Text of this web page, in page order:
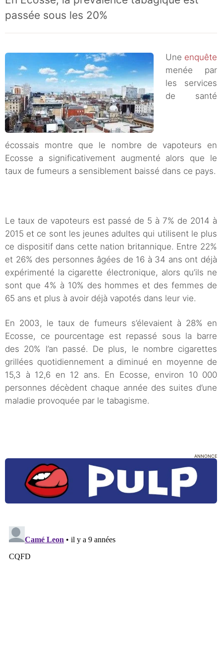
passée sous les 20%
Une enquête
menée par
les services
de santé
écossais montre que le nombre de vapoteurs en
Ecosse a significativement augmenté alors que le
taux de fumeurs a sensiblement baissé dans ce pays.
Le taux de vapoteurs est passé de 5 à 7% de 2014 à
2015 et ce sont les jeunes adultes qui utilisent le plus
ce dispositif dans cette nation britannique. Entre 22%
et 26% des personnes âgées de 16 à 34 ans ont déjà
expérimenté la cigarette électronique, alors qu’ils ne
sont que 4% à 10% des hommes et des femmes de
65 ans et plus à avoir déjà vapotés dans leur vie.
En 2003, le taux de fumeurs s’élevaient à 28% en
Ecosse, ce pourcentage est repassé sous la barre
des 20% l’an passé. De plus, le nombre cigarettes
grillées quotidiennement a diminué en moyenne de
15,3 à 12,6 en 12 ans. En Ecosse, environ 10 000
personnes décèdent chaque année des suites d’une
maladie provoquée par le tabagisme.
ANNONCE